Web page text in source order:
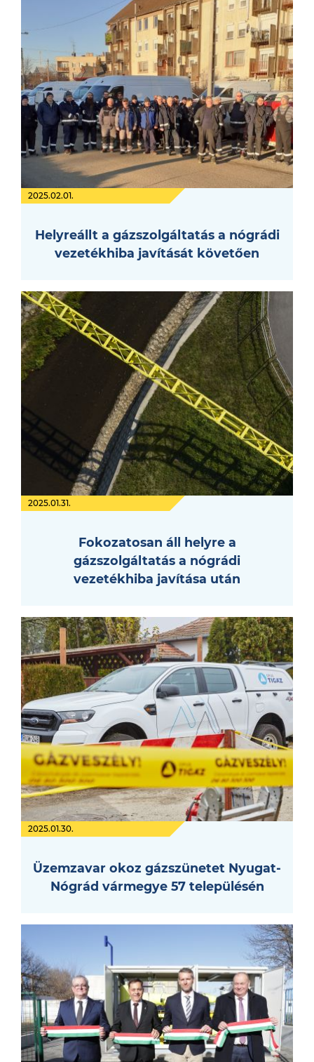
2025.02.01.
Helyreállt a gázszolgáltatás a nógrádi
vezetékhiba javítását követően
2025.01.31.
Fokozatosan áll helyre a
gázszolgáltatás a nógrádi
vezetékhiba javítása után
2025.01.30.
Üzemzavar okoz gázszünetet Nyugat-
Nógrád vármegye 57 településén